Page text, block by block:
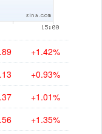
+1.42%
+0.93%
+1.01%
+1.35%